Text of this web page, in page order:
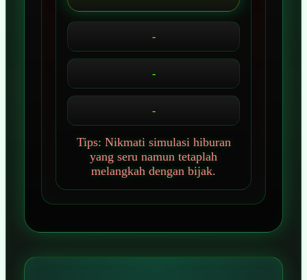
-
-
-
Tips: Nikmati simulasi hiburan
yang seru namun tetaplah
melangkah dengan bijak.